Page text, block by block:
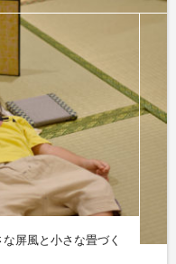
屏風と小さな畳づく